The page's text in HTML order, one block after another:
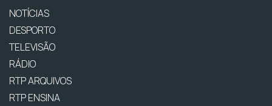
NOTÍCIAS
DESPORTO
TELEVISÃO
RÁDIO
RTP ARQUIVOS
RTP ENSINA